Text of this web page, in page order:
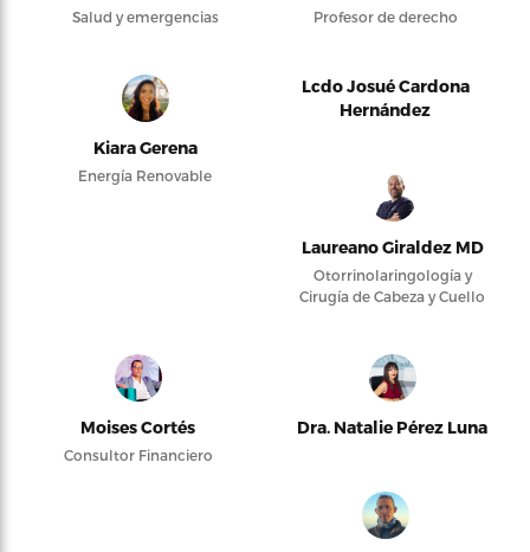
Salud y emergencias Profesor de derecho
Kiara Gerena
Energía Renovable
Lcdo Josué Cardona
Hernández
Laureano Giraldez MD
Otorrinolaringología y
Cirugía de Cabeza y Cuello
Moises Cortés
Consultor Financiero
Dra. Natalie Pérez Luna